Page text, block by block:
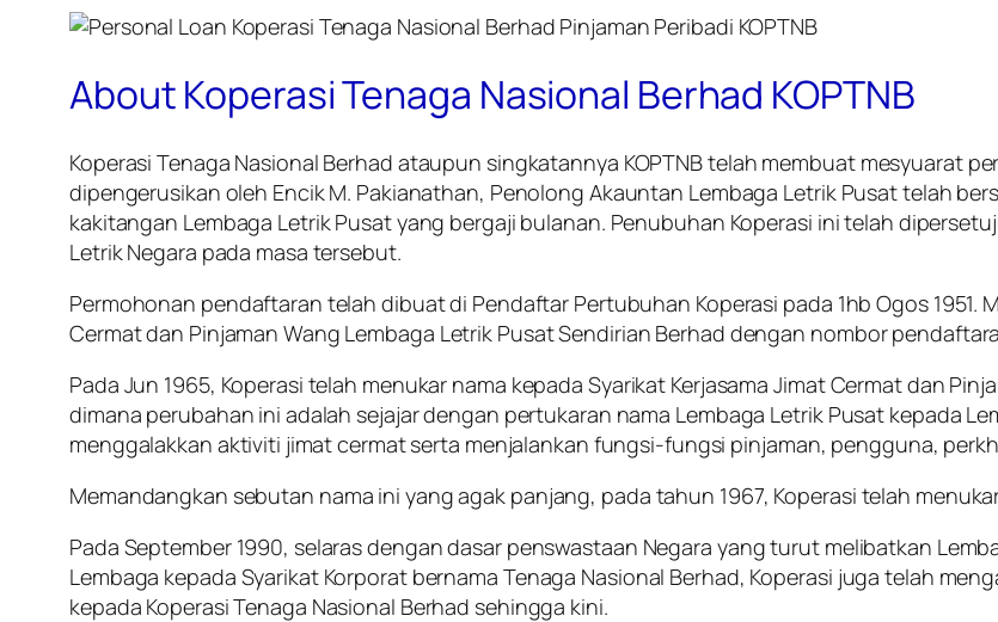
About Koperasi Tenaga Nasional Berhad KOPTNB
Koperasi Tenaga Nasional Berhad ataupun singkatannya KOPTNB telah membuat mesyuarat
dipengerusikan oleh Encik M. Pakianathan, Penolong Akauntan Lembaga Letrik Pusat telah
kakitangan Lembaga Letrik Pusat yang bergaji bulanan. Penubuhan Koperasi ini telah
Letrik Negara pada masa tersebut.
Permohonan pendaftaran telah dibuat di Pendaftar Pertubuhan Koperasi pada 1hb Ogos 1951.
Cermat dan Pinjaman Wang Lembaga Letrik Pusat Sendirian Berhad dengan nombor
Pada Jun 1965, Koperasi telah menukar nama kepada Syarikat Kerjasama Jimat Cermat dan
dimana perubahan ini adalah sejajar dengan pertukaran nama Lembaga Letrik Pusat kepada
menggalakkan aktiviti jimat cermat serta menjalankan fungsi-fungsi pinjaman, pengguna,
Memandangkan sebutan nama ini yang agak panjang, pada tahun 1967, Koperasi telah
Pada September 1990, selaras dengan dasar penswastaan Negara yang turut melibatkan
Lembaga kepada Syarikat Korporat bernama Tenaga Nasional Berhad, Koperasi juga telah
kepada Koperasi Tenaga Nasional Berhad sehingga kini.